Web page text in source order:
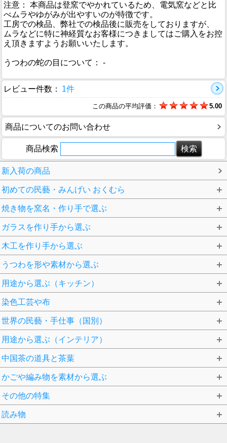
注意： 本商品は登窯でやかれているため、電気窯などと比
べムラやゆがみが出やすいのが特徴です。
工房での検品、弊社での検品後に販売をしておりますが、
ムラなどに特に神経質なお客様につきましてはご購入をお控
え頂きますようお願いいたします。
うつわの蛇の目について： -
レビュー件数： 1件
この商品の平均評価： 5.00
商品についてのお問い合わせ
商品検索
新入荷の商品
初めての民藝・みんげい おくむら
焼き物を窯名・作り手で選ぶ
ガラスを作り手から選ぶ
木工を作り手から選ぶ
うつわを形や素材から選ぶ
用途から選ぶ（キッチン）
染色工芸や布
世界の民藝・手仕事（国別）
用途から選ぶ（インテリア）
中国茶の道具と茶葉
かごや編み物を素材から選ぶ
その他の特集
読み物